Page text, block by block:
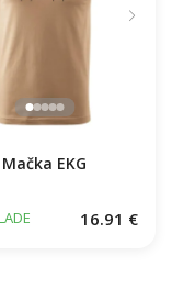
Mačka EKG
16.91 €